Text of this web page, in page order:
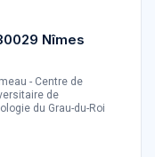
Nîmes
- Centre de
de
du Grau-du-Roi